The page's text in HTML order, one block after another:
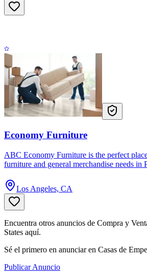
Economy Furniture
ABC Economy Furniture is the perfect
furniture and general merchandise needs in
Los Angeles, CA
Encuentra otros anuncios de Compra y
States aquí.
Sé el primero en anunciar en Casas de
Publicar Anuncio